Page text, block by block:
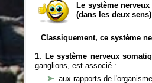
Le système
(dans les deux
Classiquement, ce système
1. Le système nerveux
ganglions, est associé :
aux rapports de